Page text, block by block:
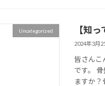
Uncategorized 【知
2024年3月
皆さんこ
です。
ますか